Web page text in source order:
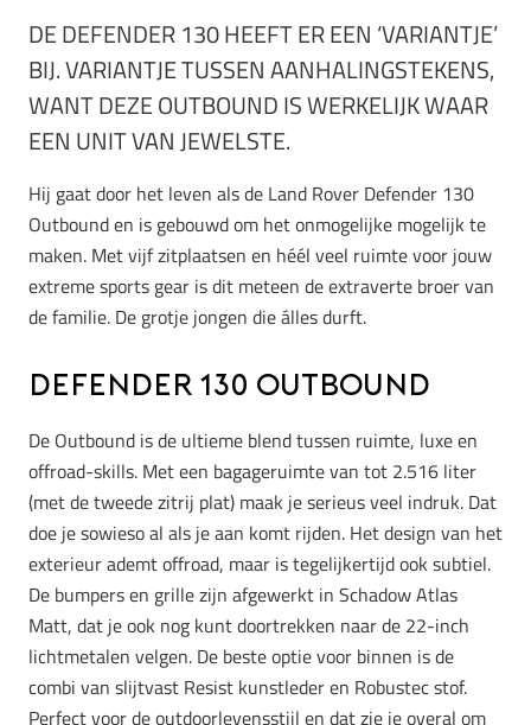
DE DEFENDER 130 HEEFT ER EEN ‘VARIANTJE’
BIJ. VARIANTJE TUSSEN AANHALINGSTEKENS,
WANT DEZE OUTBOUND IS WERKELIJK WAAR
EEN UNIT VAN JEWELSTE.
Hij gaat door het leven als de Land Rover Defender 130
Outbound en is gebouwd om het onmogelijke mogelijk te
maken. Met vijf zitplaatsen en héél veel ruimte voor jouw
extreme sports gear is dit meteen de extraverte broer van
de familie. De grotje jongen die álles durft.
Defender 130 Outbound
De Outbound is de ultieme blend tussen ruimte, luxe en
offroad-skills. Met een bagageruimte van tot 2.516 liter
(met de tweede zitrij plat) maak je serieus veel indruk. Dat
doe je sowieso al als je aan komt rijden. Het design van het
exterieur ademt offroad, maar is tegelijkertijd ook subtiel.
De bumpers en grille zijn afgewerkt in Schadow Atlas
Matt, dat je ook nog kunt doortrekken naar de 22-inch
lichtmetalen velgen. De beste optie voor binnen is de
combi van slijtvast Resist kunstleder en Robustec stof.
Perfect voor de outdoorlevensstijl en dat zie je overal om